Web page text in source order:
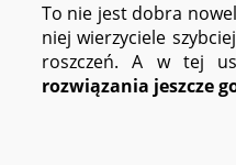
To nie jest dobra
niej wierzyciele
roszczeń. A w tej
rozwiązania jeszcze